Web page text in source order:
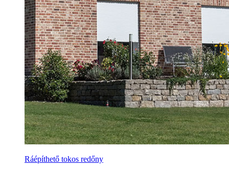
Ráépíthető tokos redőny